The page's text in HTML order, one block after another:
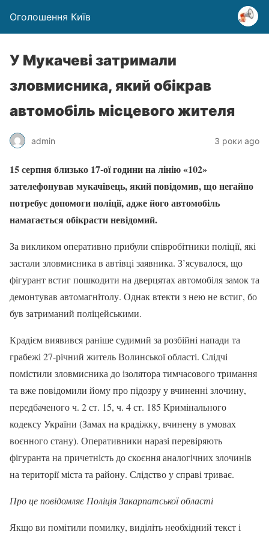
Оголошення Київ
У Мукачеві затримали
зловмисника, який обікрав
автомобіль місцевого жителя
admin 3 роки ago
15 серпня близько 17-ої години на лінію «102»
зателефонував мукачівець, який повідомив, що негайно
потребує допомоги поліції, адже його автомобіль
намагається обікрасти невідомий.
За викликом оперативно прибули співробітники поліції, які
застали зловмисника в автівці заявника. З’ясувалося, що
фігурант встиг пошкодити на дверцятах автомобіля замок та
демонтував автомагнітолу. Однак втекти з нею не встиг, бо
був затриманий поліцейськими.
Крадієм виявився раніше судимий за розбійні напади та
грабежі 27-річний житель Волинської області. Слідчі
помістили зловмисника до ізолятора тимчасового тримання
та вже повідомили йому про підозру у вчиненні злочину,
передбаченого ч. 2 ст. 15, ч. 4 ст. 185 Кримінального
кодексу України (Замах на крадіжку, вчинену в умовах
воєнного стану). Оперативники наразі перевіряють
фігуранта на причетність до скоєння аналогічних злочинів
на території міста та району. Слідство у справі триває.
Про це повідомляє Поліція Закарпатської області
Якщо ви помітили помилку, виділіть необхідний текст і